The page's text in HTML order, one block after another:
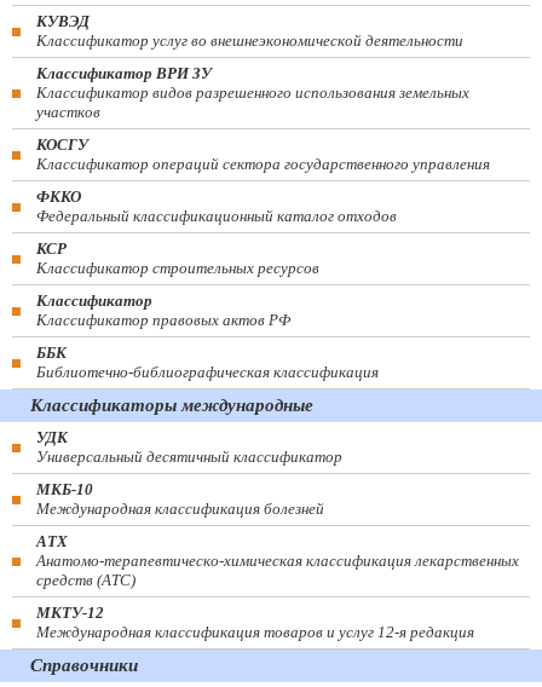
КУВЭД
Классификатор услуг во внешнеэкономической деятельности
Классификатор ВРИ ЗУ
Классификатор видов разрешенного использования земельных
участков
КОСГУ
Классификатор операций сектора государственного управления
ФККО
Федеральный классификационный каталог отходов
КСР
Классификатор строительных ресурсов
Классификатор
Классификатор правовых актов РФ
ББК
Библиотечно-библиографическая классификация
Классификаторы международные
УДК
Универсальный десятичный классификатор
МКБ-10
Международная классификация болезней
АТХ
Анатомо-терапевтическо-химическая классификация лекарственных
средств (ATC)
МКТУ-12
Международная классификация товаров и услуг 12-я редакция
Справочники